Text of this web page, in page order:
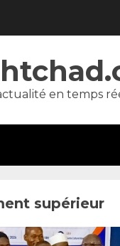
en temps
supérieur